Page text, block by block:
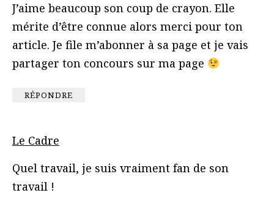
J’aime beaucoup son coup de crayon. Elle
mérite d’être connue alors merci pour ton
article. Je file m’abonner à sa page et je vais
partager ton concours sur ma page
RÉPONDRE
Le Cadre
Quel travail, je suis vraiment fan de son
travail !